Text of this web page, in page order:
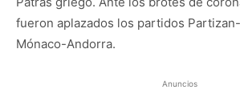
fueron aplazados los partidos
Mónaco-Andorra.
Anuncios